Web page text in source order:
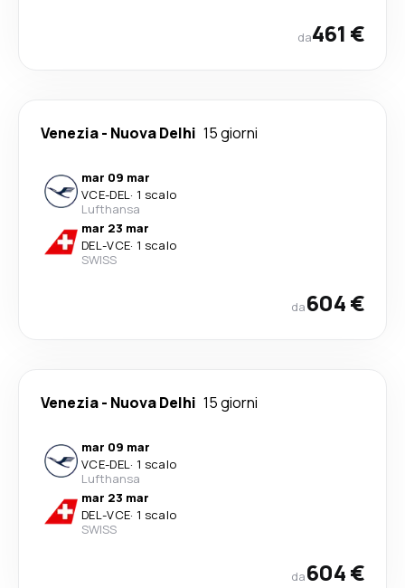
da461 €
Venezia- Nuova Delhi 15 giorni
mar 09 mar
VCE-DEL· 1 scalo
Lufthansa
mar 23 mar
DEL-VCE· 1 scalo
SWISS
da604 €
Venezia- Nuova Delhi 15 giorni
mar 09 mar
VCE-DEL· 1 scalo
Lufthansa
mar 23 mar
DEL-VCE· 1 scalo
SWISS
da604 €